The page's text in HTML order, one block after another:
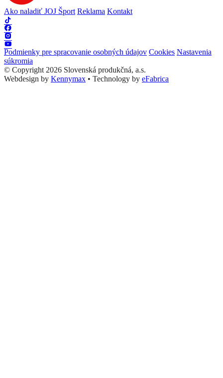
Ako naladiť JOJ Šport Reklama Kontakt
Podmienky pre spracovanie osobných údajov Cookies Nastavenia
súkromia
© Copyright 2026 Slovenská produkčná, a.s.
Webdesign by Kennymax • Technology by eFabrica